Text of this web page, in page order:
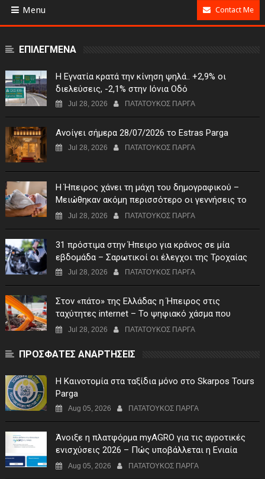
Menu Contact Me
ΕΠΙΛΕΓΜΕΝΑ
Η Εγνατία κρατά την κίνηση ψηλά.. +2,9% οι
διελεύσεις, -2,1% στην Ιόνια Οδό
Jul 28, 2026 ΠΑΤΑΤΟΥΚΟΣ ΠΑΡΓΑ
Ανοίγει σήμερα 28/07/2026 το Estras Parga
Jul 28, 2026 ΠΑΤΑΤΟΥΚΟΣ ΠΑΡΓΑ
Η Ήπειρος χάνει τη μάχη του δημογραφικού –
Μειώθηκαν ακόμη περισσότερο οι γεννήσεις το
πρώτο τρίμηνο του 2026
Jul 28, 2026 ΠΑΤΑΤΟΥΚΟΣ ΠΑΡΓΑ
31 πρόστιμα στην Ήπειρο για κράνος σε μία
εβδομάδα – Σαρωτικοί οι έλεγχοι της Τροχαίας
Jul 28, 2026 ΠΑΤΑΤΟΥΚΟΣ ΠΑΡΓΑ
Στον «πάτο» της Ελλάδας η Ήπειρος στις
ταχύτητες internet – Το ψηφιακό χάσμα που
επιμένει
Jul 28, 2026 ΠΑΤΑΤΟΥΚΟΣ ΠΑΡΓΑ
ΠΡΟΣΦΑΤΕΣ ΑΝΑΡΤΗΣΕΙΣ
Η Καινοτομία στα ταξίδια μόνο στο Skarpos Tours
Parga
Aug 05, 2026 ΠΑΤΑΤΟΥΚΟΣ ΠΑΡΓΑ
Άνοιξε η πλατφόρμα myAGRO για τις αγροτικές
ενισχύσεις 2026 – Πώς υποβάλλεται η Ενιαία
Αίτηση Ενίσχυσης
Aug 05, 2026 ΠΑΤΑΤΟΥΚΟΣ ΠΑΡΓΑ